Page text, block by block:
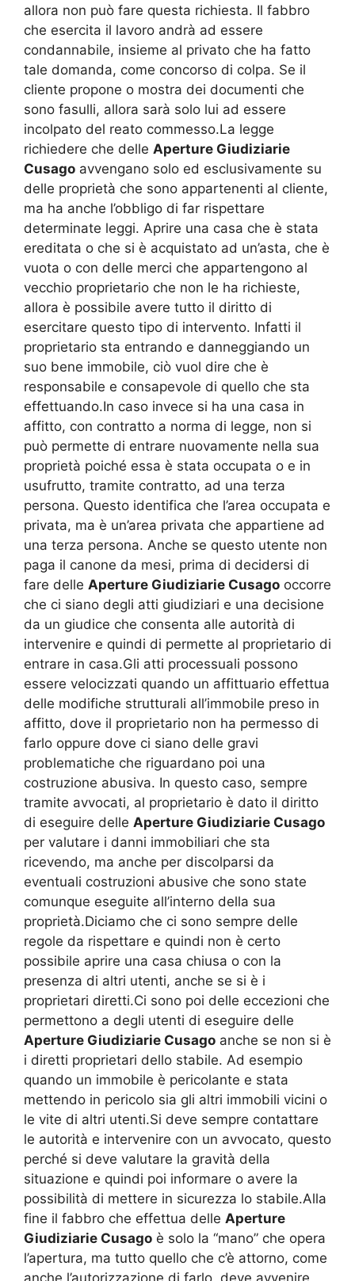
allora non può fare questa richiesta. Il fabbro
che esercita il lavoro andrà ad essere
condannabile, insieme al privato che ha fatto
tale domanda, come concorso di colpa. Se il
cliente propone o mostra dei documenti che
sono fasulli, allora sarà solo lui ad essere
incolpato del reato commesso.La legge
richiedere che delle Aperture Giudiziarie
Cusago avvengano solo ed esclusivamente su
delle proprietà che sono appartenenti al cliente,
ma ha anche l’obbligo di far rispettare
determinate leggi. Aprire una casa che è stata
ereditata o che si è acquistato ad un’asta, che è
vuota o con delle merci che appartengono al
vecchio proprietario che non le ha richieste,
allora è possibile avere tutto il diritto di
esercitare questo tipo di intervento. Infatti il
proprietario sta entrando e danneggiando un
suo bene immobile, ciò vuol dire che è
responsabile e consapevole di quello che sta
effettuando.In caso invece si ha una casa in
affitto, con contratto a norma di legge, non si
può permette di entrare nuovamente nella sua
proprietà poiché essa è stata occupata o e in
usufrutto, tramite contratto, ad una terza
persona. Questo identifica che l’area occupata e
privata, ma è un’area privata che appartiene ad
una terza persona. Anche se questo utente non
paga il canone da mesi, prima di decidersi di
fare delle Aperture Giudiziarie Cusago occorre
che ci siano degli atti giudiziari e una decisione
da un giudice che consenta alle autorità di
intervenire e quindi di permette al proprietario di
entrare in casa.Gli atti processuali possono
essere velocizzati quando un affittuario effettua
delle modifiche strutturali all’immobile preso in
affitto, dove il proprietario non ha permesso di
farlo oppure dove ci siano delle gravi
problematiche che riguardano poi una
costruzione abusiva. In questo caso, sempre
tramite avvocati, al proprietario è dato il diritto
di eseguire delle Aperture Giudiziarie Cusago
per valutare i danni immobiliari che sta
ricevendo, ma anche per discolparsi da
eventuali costruzioni abusive che sono state
comunque eseguite all’interno della sua
proprietà.Diciamo che ci sono sempre delle
regole da rispettare e quindi non è certo
possibile aprire una casa chiusa o con la
presenza di altri utenti, anche se si è i
proprietari diretti.Ci sono poi delle eccezioni che
permettono a degli utenti di eseguire delle
Aperture Giudiziarie Cusago anche se non si è
i diretti proprietari dello stabile. Ad esempio
quando un immobile è pericolante e stata
mettendo in pericolo sia gli altri immobili vicini o
le vite di altri utenti.Si deve sempre contattare
le autorità e intervenire con un avvocato, questo
perché si deve valutare la gravità della
situazione e quindi poi informare o avere la
possibilità di mettere in sicurezza lo stabile.Alla
fine il fabbro che effettua delle Aperture
Giudiziarie Cusago è solo la “mano” che opera
l’apertura, ma tutto quello che c’è attorno, come